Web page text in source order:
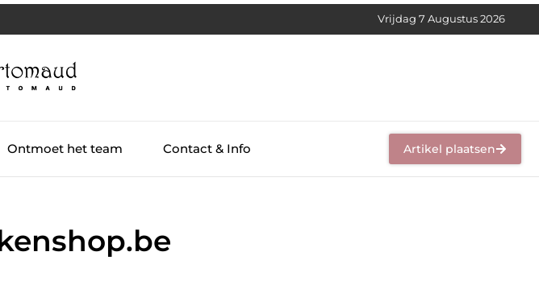
Vrijdag 7 Augustus 2026
Ontmoet het team Contact & Info Artikel plaatsen